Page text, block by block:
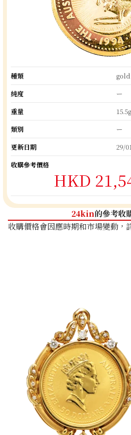
種類
gold
純度
ー
重量
15.5g
類別
ー
更新日期
29/
收購參考價格
HKD
24kin的參考收
收購價格會因應時期和市場變動，